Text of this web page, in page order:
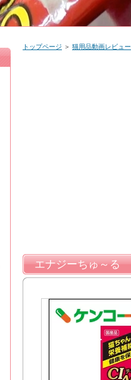
トップページ ＞ 猫用品動画レビュー
エナジーちゅ～る